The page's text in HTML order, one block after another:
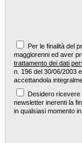
Per le finalità del
maggiorenni ed aver
trattamento dei dati
n. 196 del 30/06/2003
accettandola
Desidero
newsletter inerenti la
in qualsiasi momento